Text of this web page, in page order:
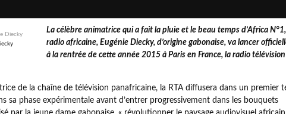
La célèbre animatrice qui a fait la pluie et le beau temps d’Africa
radio africaine, Eugénie Diecky, d’origine gabonaise, va lancer
à la rentrée de cette année 2015 à Paris en France, la radio télévision
de la chaîne de télévision panafricaine, la RTA diffusera dans un premier
sa phase expérimentale avant d’entrer progressivement dans les bouquets